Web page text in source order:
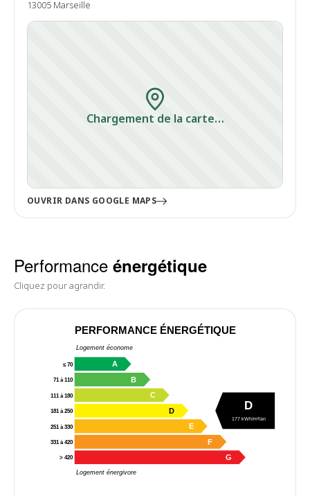
13005 Marseille
Chargement de la carte…
OUVRIR DANS GOOGLE MAPS
Performance énergétique
Cliquez pour agrandir.
PERFORMANCE ÉNERGÉTIQUE
Logement économe
Logement énergivore
≤ 70 A
71 à 110 B
111 à 180 C
181 à 250 D
251 à 330 E
331 à 420 F
> 420 G
D
177 kWh/m²/an